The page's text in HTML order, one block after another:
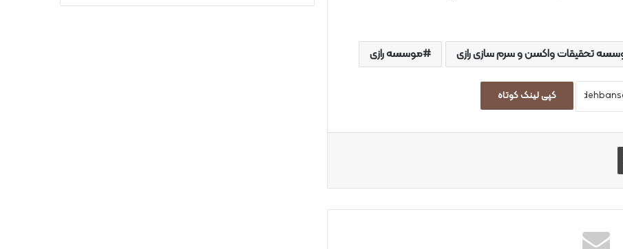
تحقیقات واکسن و سرم سازی رازی موسسه رازی
کپی لینک کوتاه